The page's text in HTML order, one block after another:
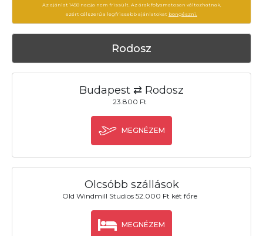
Az ajánlat 1458 napja nem frissült. Az árak folyamatosan változhatnak,
ezért célszerű a legfrissebb ajánlatokat böngészni.
Rodosz
Budapest ⇄ Rodosz
23.800 Ft
MEGNÉZEM
Olcsóbb szállások
Old Windmill Studios 52.000 Ft két főre
MEGNÉZEM